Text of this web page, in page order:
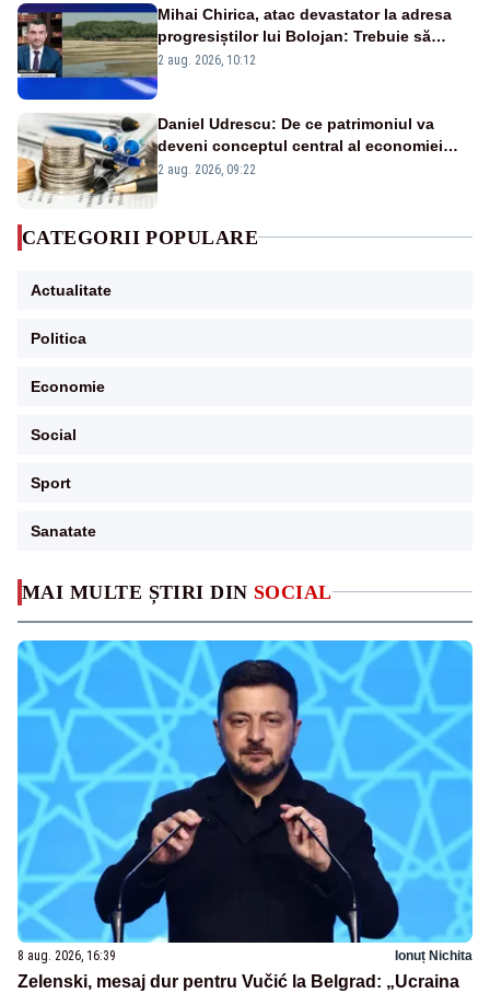
MAI MULTE ȘTIRI DIN SOCIAL
8 aug. 2026, 16:39 Ionuț Nichita
Zelenski, mesaj dur pentru Vučić la Belgrad: „Ucraina
Mihai Chirica, atac devastator la adresa
progresiștilor lui Bolojan: Trebuie să
protejăm și natura, dar nu șținem omaneii
2 aug. 2026, 10:12
Daniel Udrescu: De ce patrimoniul va
deveni conceptul central al economiei
viitoare?
2 aug. 2026, 09:22
CATEGORII POPULARE
Actualitate
Politica
Economie
Social
Sport
Sanatate